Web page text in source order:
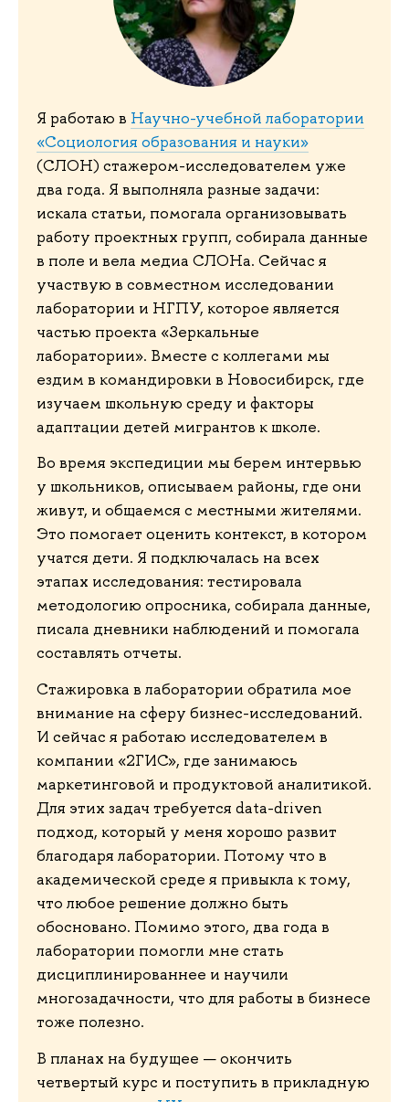
Я работаю в Научно-учебной лаборатории
«Социология образования и науки»
(СЛОН) стажером-исследователем уже
два года. Я выполняла разные задачи:
искала статьи, помогала организовывать
работу проектных групп, собирала данные
в поле и вела медиа СЛОНа. Сейчас я
участвую в совместном исследовании
лаборатории и НГПУ, которое является
частью проекта «Зеркальные
лаборатории». Вместе с коллегами мы
ездим в командировки в Новосибирск, где
изучаем школьную среду и факторы
адаптации детей мигрантов к школе.
Во время экспедиции мы берем интервью
у школьников, описываем районы, где они
живут, и общаемся с местными жителями.
Это помогает оценить контекст, в котором
учатся дети. Я подключалась на всех
этапах исследования: тестировала
методологию опросника, собирала данные,
писала дневники наблюдений и помогала
составлять отчеты.
Стажировка в лаборатории обратила мое
внимание на сферу бизнес-исследований.
И сейчас я работаю исследователем в
компании «2ГИС», где занимаюсь
маркетинговой и продуктовой аналитикой.
Для этих задач требуется data-driven
подход, который у меня хорошо развит
благодаря лаборатории. Потому что в
академической среде я привыкла к тому,
что любое решение должно быть
обосновано. Помимо этого, два года в
лаборатории помогли мне стать
дисциплинированнее и научили
многозадачности, что для работы в бизнесе
тоже полезно.
В планах на будущее — окончить
четвертый курс и поступить в прикладную